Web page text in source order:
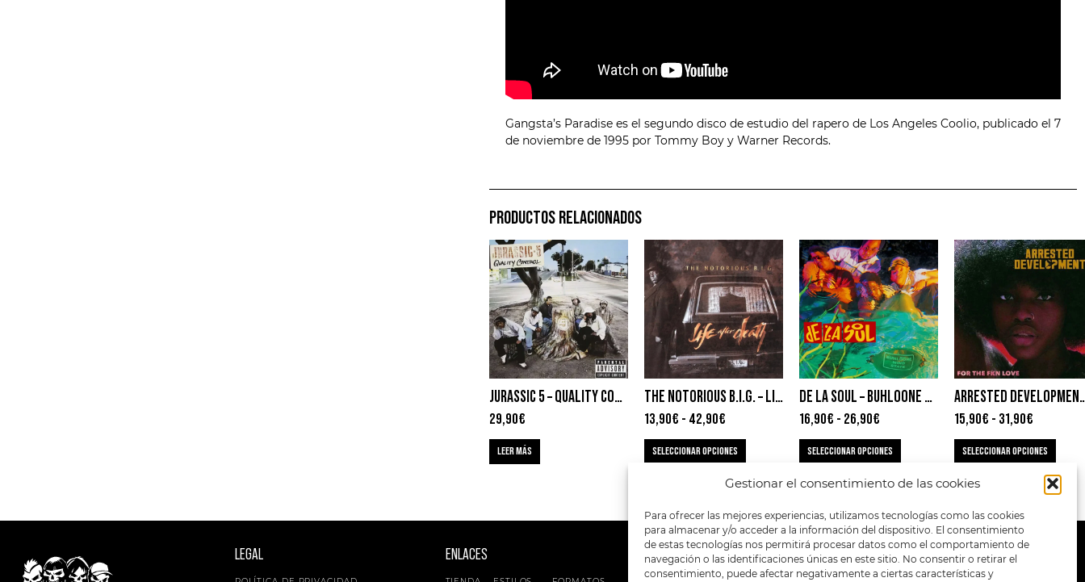
Gestionar el consentimiento de las cookies
Para ofrecer las mejores experiencias, utilizamos tecnologías como las cookies
para almacenar y/o acceder a la información del dispositivo. El consentimiento
de estas tecnologías nos permitirá procesar datos como el comportamiento de
navegación o las identificaciones únicas en este sitio. No consentir o retirar el
consentimiento, puede afectar negativamente a ciertas características y
Gangsta’s Paradise es el segundo disco de estudio del rapero de Los Angeles Coolio, publicado el 7
de noviembre de 1995 por Tommy Boy y Warner Records.
PRODUCTOS RELACIONADOS
JURASSIC 5 – QUALITY CONTROL
29,90€
LEER MÁS
THE NOTORIOUS B.I.G. – LIVE AFTER DEATH
13,90€ - 42,90€
SELECCIONAR OPCIONES
DE LA SOUL – BUHLOONE MINDSTATE
16,90€ - 26,90€
SELECCIONAR OPCIONES
ARRESTED
15,90€ - 31,90€
SELECCIONAR OPCIONES
LEGAL ENLACES SIGUENOS EN: METODOS DE PAGO: